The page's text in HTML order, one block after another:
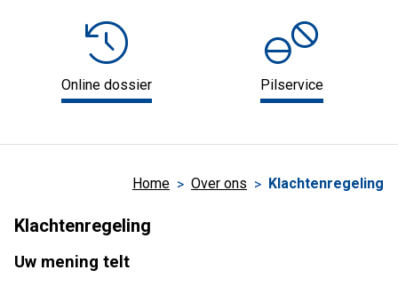
Online dossier Pilservice
Home Over ons Klachtenregeling
Klachtenregeling
Uw mening telt